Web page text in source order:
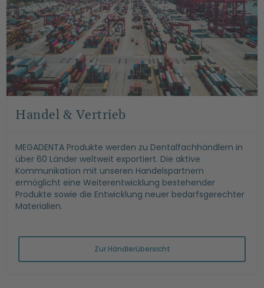
Handel & Vertrieb
MEGADENTA Produkte werden zu Dentalfachhändlern in
über 60 Länder weltweit exportiert. Die aktive
Kommunikation mit unseren Handelspartnern
ermöglicht eine Weiterentwicklung bestehender
Produkte sowie die Entwicklung neuer bedarfsgerechter
Materialien.
Zur Händlerübersicht